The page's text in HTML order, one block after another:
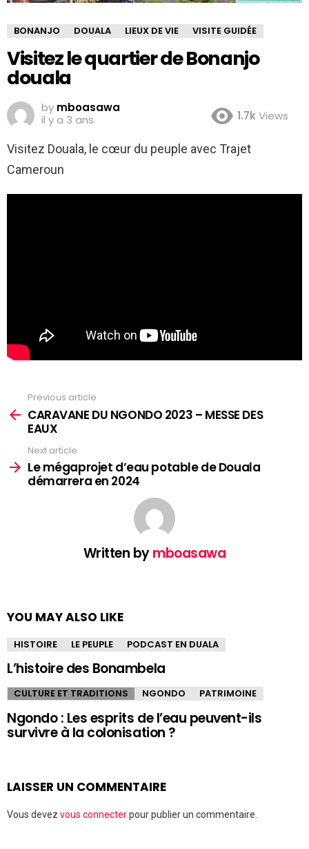
BONANJO DOUALA LIEUX DE VIE VISITE GUIDÉE
Visitez le quartier de Bonanjo
douala
by mboasawa
il y a 3 ans
1.7kViews
Visitez Douala, le cœur du peuple avec Trajet
Cameroun
more
Previous article
CARAVANE DU NGONDO 2023 – MESSE DES
EAUX
Next article
Le mégaprojet d’eau potable de Douala
démarrera en 2024
Written bymboasawa
YOU MAY ALSO LIKE
HISTOIRE LE PEUPLE PODCAST EN DUALA
L’histoire des Bonambela
CULTURE ET TRADITIONS NGONDO PATRIMOINE
Ngondo : Les esprits de l’eau peuvent-ils
survivre à la colonisation ?
LAISSER UN COMMENTAIRE
Vous devez vous connecterpour publier un commentaire.